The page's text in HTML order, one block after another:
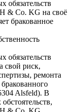
обязательств
& Со. KG на своё
бракованное
обязательств
свой риск,
ремонта
Alsfeld). В